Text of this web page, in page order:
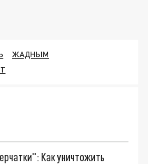
ЖАДНЫМ
Как уничтожить